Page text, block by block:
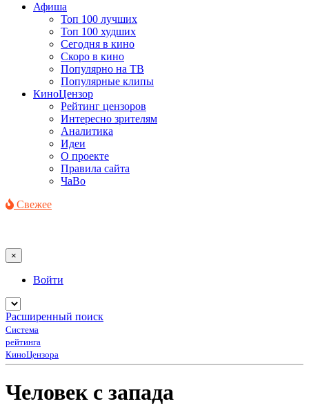
Афиша
Топ 100 лучших
Топ 100 худших
Сегодня в кино
Скоро в кино
Популярно на ТВ
Популярные клипы
КиноЦензор
Рейтинг цензоров
Интересно зрителям
Аналитика
Идеи
О проекте
Правила сайта
ЧаВо
Свежее
×
Войти
Расширенный поиск
Система
рейтинга
КиноЦензора
Человек с запада